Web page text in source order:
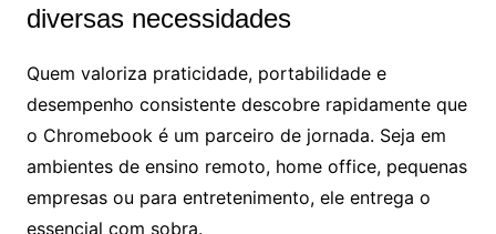
diversas necessidades
Quem valoriza praticidade, portabilidade e
desempenho consistente descobre rapidamente que
o Chromebook é um parceiro de jornada. Seja em
ambientes de ensino remoto, home office, pequenas
empresas ou para entretenimento, ele entrega o
essencial com sobra.